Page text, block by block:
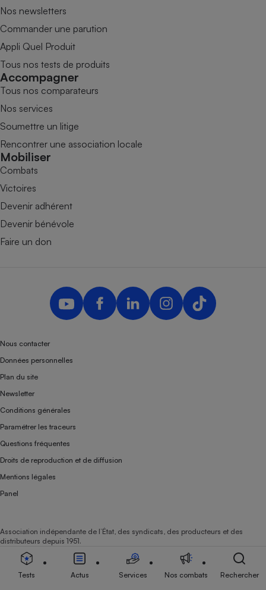
Nos newsletters
Commander une parution
Appli Quel Produit
Tous nos tests de produits
Accompagner
Tous nos comparateurs
Nos services
Soumettre un litige
Rencontrer une association locale
Mobiliser
Combats
Victoires
Devenir adhérent
Devenir bénévole
Faire un don
Nous contacter
Données personnelles
Plan du site
Newsletter
Conditions générales
Paramétrer les traceurs
Questions fréquentes
Droits de reproduction et de diffusion
Mentions légales
Panel
Association indépendante de l’État, des syndicats, des producteurs et des
distributeurs depuis 1951.
Tests Actus Services Nos combats Rechercher